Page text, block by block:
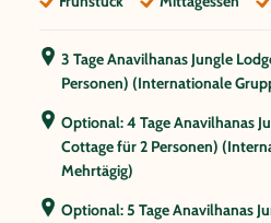
unternehmen Sie eine
sehen und vor allem zu hören
Regenwald sind nachtaktiv).
Beobachtung von Kaimanen.
Optional: 4 Tage Anavilhanas
Cottage für 2 Personen)
Englisch, Mehrtägig)
3 Tage Anavilhanas Jungle
Personen) (Internationale
Optional: 4 Tage Anavilhanas
Cottage für 2 Personen)
Mehrtägig)
Optional: 5 Tage Anavilhanas